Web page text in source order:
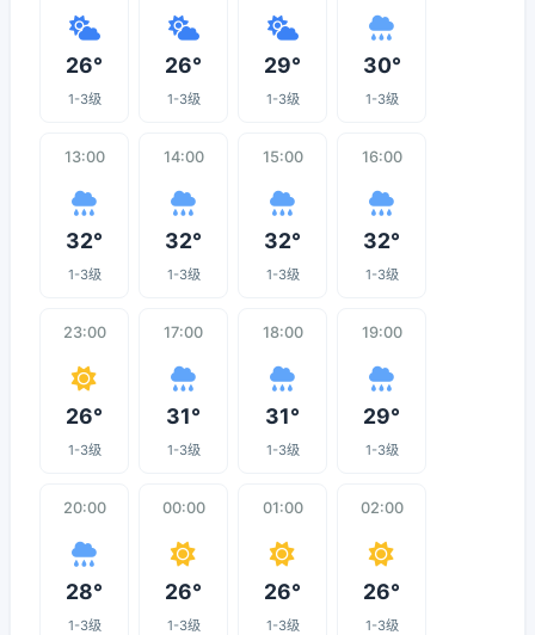
26°
1-3级
26°
1-3级
29°
1-3级
30°
1-3级
13:00
32°
1-3级
14:00
32°
1-3级
15:00
32°
1-3级
16:00
32°
1-3级
23:00
26°
1-3级
17:00
31°
1-3级
18:00
31°
1-3级
19:00
29°
1-3级
20:00
28°
1-3级
00:00
26°
1-3级
01:00
26°
1-3级
02:00
26°
1-3级